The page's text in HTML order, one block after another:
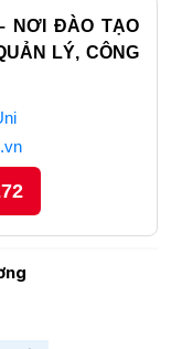
NƠI ĐÀO TẠO
LÝ, CÔNG